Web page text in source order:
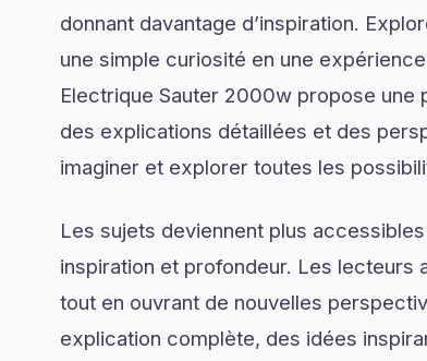
donnant davantage d’inspiration.
une simple curiosité en une
Electrique Sauter 2000w propose
des explications détaillées et des
imaginer et explorer toutes les
Les sujets deviennent plus
inspiration et profondeur. Les lecteurs
tout en ouvrant de nouvelles
explication complète, des idées